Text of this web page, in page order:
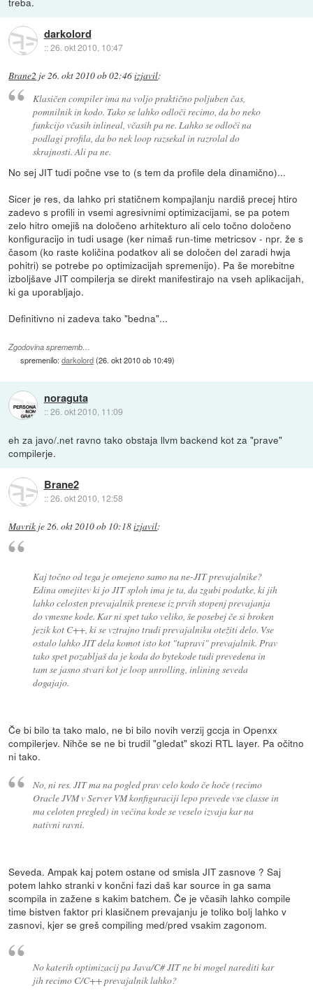
darkolord
::26. okt 2010, 10:47
Brane2 je 26. okt 2010 ob 02:46izjavil:
Klasičen compiler ima na voljo praktično poljuben čas,
pomnilnik in kodo. Tako se lahko odloči recimo, da bo neko
funkcijo včasih inlineal, včasih pa ne. Lahko se odloči na
podlagi profila, da bo nek loop razsekal in razrolal do
skrajnosti. Ali pa ne.
No sej JIT tudi počne vse to (s tem da profile dela dinamično)...
Sicer je res, da lahko pri statičnem kompajlanju nardiš precej htiro
zadevo s profili in vsemi agresivnimi optimizacijami, se pa potem
zelo hitro omejiš na določeno arhitekturo ali celo točno določeno
konfiguracijo in tudi usage (ker nimaš run-time metricsov - npr. že s
časom (ko raste količina podatkov ali se določen del zaradi hwja
pohitri) se potrebe po optimizacijah spremenijo). Pa še morebitne
izboljšave JIT compilerja se direkt manifestirajo na vseh aplikacijah,
ki ga uporabljajo.
Definitivno ni zadeva tako "bedna"...
Zgodovina sprememb…
spremenilo:darkolord(26. okt 2010 ob 10:49)
noraguta
::26. okt 2010, 11:09
eh za javo/.net ravno tako obstaja llvm backend kot za "prave"
compilerje.
Brane2
::26. okt 2010, 12:58
Mavrik je26. okt 2010 ob 10:18izjavil:
Kaj točno od tega je omejeno samo na ne-JIT prevajalnike?
Edina omejitev ki jo JIT sploh ima je ta, da zgubi podatke, ki jih
lahko celosten prevajalnik prenese iz prvih stopenj prevajanja
do vmesne kode. Kar ni spet tako veliko, še posebej če si broken
jezik kot C++, ki se vztrajno trudi prevajalniku otežiti delo. Vse
ostalo lahko JIT dela komot isto kot "tapravi" prevajalnik. Prav
tako spet pozabljaš da je koda do bytekode tudi prevedena in
tam se jasno stvari kot je loop unrolling, inlining seveda
dogajajo.
Če bi bilo ta tako malo, ne bi bilo novih verzij gccja in Openxx
compilerjev. Nihče se ne bi trudil "gledat" skozi RTL layer. Pa očitno
ni tako.
No, ni res. JIT ma na pogled prav celo kodo če hoče (recimo
Oracle JVM v Server VM konfiguraciji lepo prevede vse classe in
ma celoten pregled) in večina kode se veselo izvaja kar na
nativni ravni.
Seveda. Ampak kaj potem ostane od smisla JIT zasnove ? Saj
potem lahko stranki v končni fazi daš kar source in ga sama
scompila in zažene s kakim batchem. Če je včasih lahko compile
time bistven faktor pri klasičnem prevajanju je toliko bolj lahko v
zasnovi, kjer se greš compiling med/pred vsakim zagonom.
No katerih optimizacij pa Java/C# JIT ne bi mogel narediti kar
jih recimo C/C++ prevajalnik lahko?